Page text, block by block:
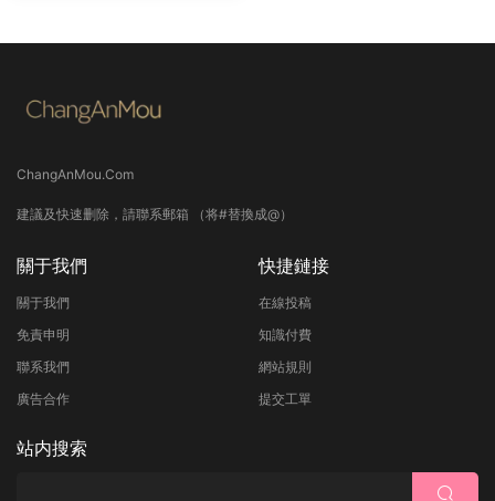
ChangAnMou.Com
建議及快速删除，請聯系郵箱 （将#替換成@）
關于我們
關于我們
免責申明
聯系我們
廣告合作
快捷鏈接
在線投稿
知識付費
網站規則
提交工單
站内搜索